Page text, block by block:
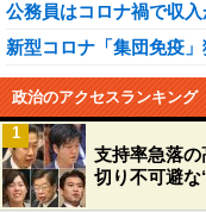
公務員はコロナ禍で収
新型コロナ「集団免疫
政治のアクセスランキング
支持率急落
切り不可避
1